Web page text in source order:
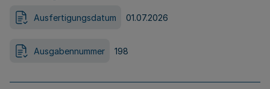
Ausfertigungsdatum 01.07.2026
Ausgabennummer 198